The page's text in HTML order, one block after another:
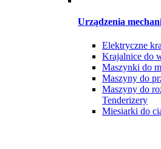
Urządzenia
Elektryczne
Krajalnice do
Maszynki do
Maszyny do
Maszyny do
Tenderizery
Miesiarki do